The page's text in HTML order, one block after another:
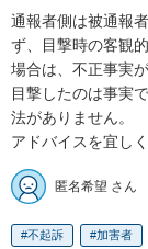
通報者側は被通報
ず、目撃時の客観
場合は、不正事実
目撃したのは事実
法がありません。
アドバイスを宜し
匿名希望 さん
不起訴 加害者